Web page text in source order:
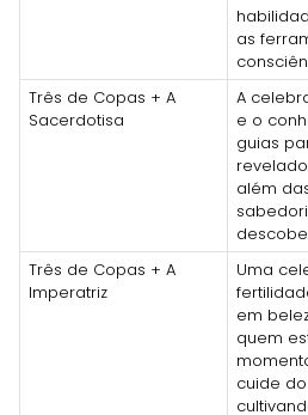
as
Três de Copas + A
Sacerdotisa
A
e o
guias
além
Três de Copas + A
Imperatriz
Uma
em
quem
cuide